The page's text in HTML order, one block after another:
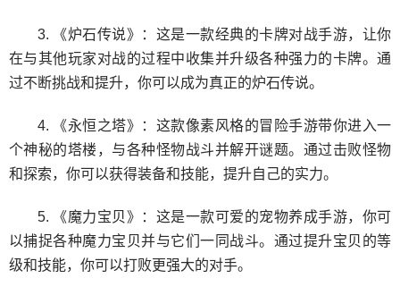
3. 《炉石传说》：这是一款经典的卡牌对战手游，让你
在与其他玩家对战的过程中收集并升级各种强力的卡牌。通
过不断挑战和提升，你可以成为真正的炉石传说。
4. 《永恒之塔》：这款像素风格的冒险手游带你进入一
个神秘的塔楼，与各种怪物战斗并解开谜题。通过击败怪物
和探索，你可以获得装备和技能，提升自己的实力。
5. 《魔力宝贝》：这是一款可爱的宠物养成手游，你可
以捕捉各种魔力宝贝并与它们一同战斗。通过提升宝贝的等
级和技能，你可以打败更强大的对手。